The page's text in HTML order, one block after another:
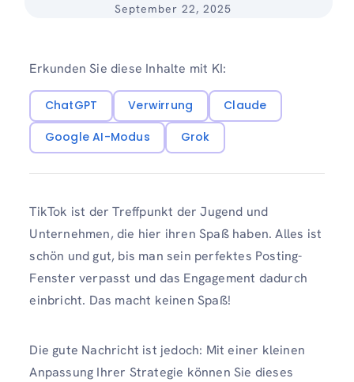
September 22, 2025
Erkunden Sie diese Inhalte mit KI:
ChatGPT Verwirrung
Claude
Google AI-Modus
Grok
TikTok ist der Treffpunkt der Jugend und
Unternehmen, die hier ihren Spaß haben. Alles ist
schön und gut, bis man sein perfektes Posting-
Fenster verpasst und das Engagement dadurch
einbricht. Das macht keinen Spaß!
Die gute Nachricht ist jedoch: Mit einer kleinen
Anpassung Ihrer Strategie können Sie dieses